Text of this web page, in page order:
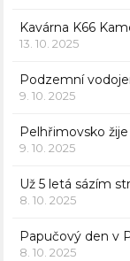
Kavárna K66
13. 10. 2025
Podzemní
9. 10. 2025
Pelhřimovsko
9. 10. 2025
Už 5 letá sázím
8. 10. 2025
Papučový den v
8. 10. 2025